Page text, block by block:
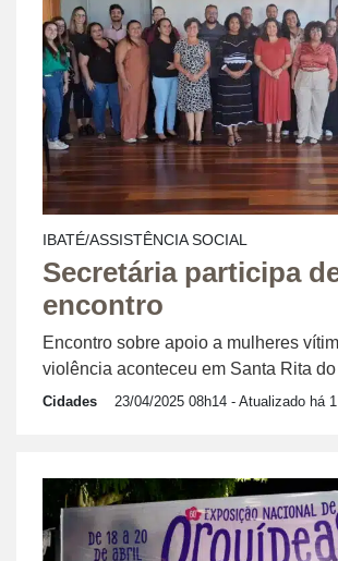
IBATÉ/ASSISTÊNCIA SOCIAL
Secretária participa
encontro
Encontro sobre apoio a mulheres
violência aconteceu em Santa Rita
Cidades 23/04/2025 08h14 - Atualizado há